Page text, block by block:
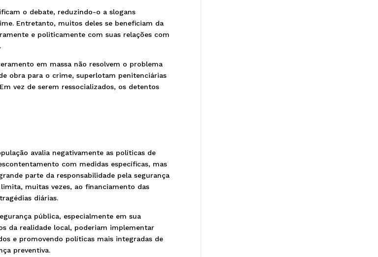
o debate, reduzindo-o a slogans
Entretanto, muitos deles se beneficiam da
e politicamente com suas relações com
em massa não resolvem o problema
obra para o crime, superlotam penitenciárias
vez de serem ressocializados, os detentos
avalia negativamente as políticas de
com medidas específicas, mas
parte da responsabilidade pela segurança
muitas vezes, ao financiamento das
diárias.
pública, especialmente em sua
da realidade local, poderiam implementar
e promovendo políticas mais integradas de
preventiva.